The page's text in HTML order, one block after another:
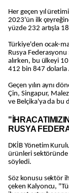
Her geçen yıl
2023'ün ilk
yüzde 232 artışla
Türkiye'den ocak-
Rusya
alırken, bu ülkeyi
412 bin 847 dolarla
Geçen yılın aynı
Çin, Singapur,
ve Belçika'ya da bu
RUSYA
DKİB Yönetim
ürünleri sektöründe
söyledi.
Söz konusu sektör
çeken Kalyoncu,